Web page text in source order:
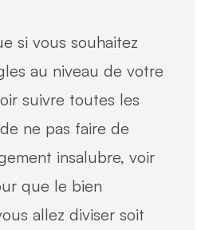
si vous souhaitez
au niveau de votre
suivre toutes les
ne pas faire de
insalubre, voir
que le bien
allez diviser soit